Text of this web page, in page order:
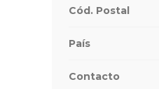
Cód. Postal
País
Contacto